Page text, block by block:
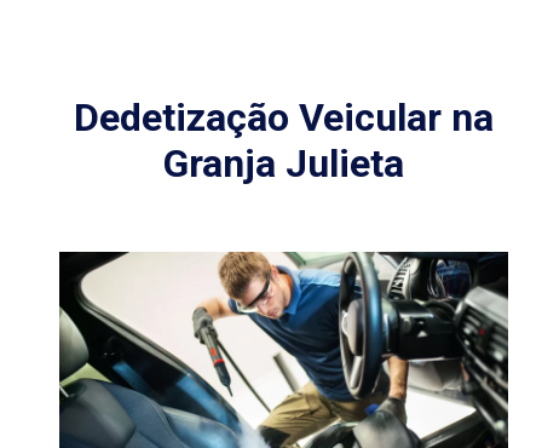
Dedetização Veicular na
Granja Julieta